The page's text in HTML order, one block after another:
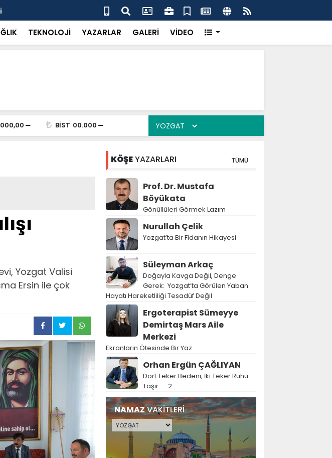
Karaarslan'dan UMKE'ye övgü
TEKNOLOJİ YAZARLAR GALERİ VİDEO
000,00 BİST 00.000
Yozgat Valisi
Ersin ile çok
KÖŞEYAZARLARI TÜMÜ
Prof. Dr. Mustafa
Böyükata
Gönüllüleri Görmek Lazım
Nurullah Çelik
Yozgat’ta Bir Fidanın Hikayesi
Süleyman Arkaç
Doğayla Kavga Değil, Denge
Gerek: Yozgat’ta Görülen Yaban
Hayatı Hareketliliği Tesadüf Değil
Ergoterapist Sümeyye
Demirtaş Mars Aile
Merkezi
Ekranların Ötesinde Bir Yaz
Orhan Ergün ÇAĞLIYAN
Dört Teker Bedeni, İki Teker Ruhu
Taşır… -2
NAMAZVAKİTLERİ